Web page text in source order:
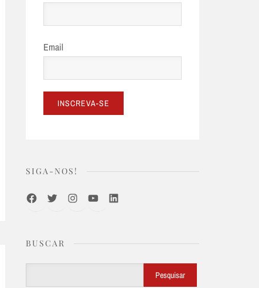
Email
SIGA-NOS!
FacebookTwitterInstagramYoutubeLinkedIn
BUSCAR
Pesquisar